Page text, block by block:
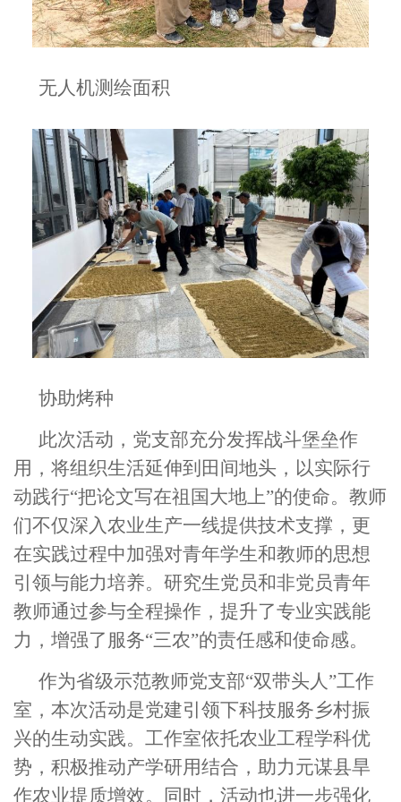
无人机测绘面积
协助烤种
此次活动，党支部充分发挥战斗堡垒作
用，将组织生活延伸到田间地头，以实际行
动践行“把论文写在祖国大地上”的使命。教师
们不仅深入农业生产一线提供技术支撑，更
在实践过程中加强对青年学生和教师的思想
引领与能力培养。研究生党员和非党员青年
教师通过参与全程操作，提升了专业实践能
力，增强了服务“三农”的责任感和使命感。
作为省级示范教师党支部“双带头人”工作
室，本次活动是党建引领下科技服务乡村振
兴的生动实践。工作室依托农业工程学科优
势，积极推动产学研用结合，助力元谋县旱
作农业提质增效。同时，活动也进一步强化